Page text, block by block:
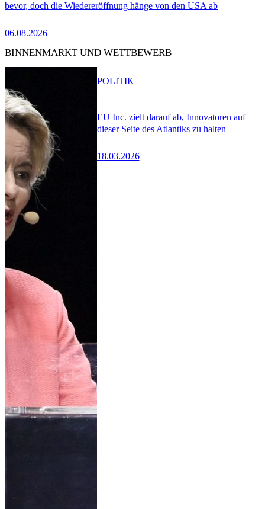
bevor, doch die Wiedereröffnung hänge von den USA ab
06.08.2026
BINNENMARKT UND WETTBEWERB
EU Inc. zielt darauf ab, Innovatoren auf
dieser Seite des Atlantiks zu halten
18.03.2026
POLITIK